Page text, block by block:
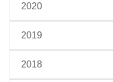
2020
2019
2018